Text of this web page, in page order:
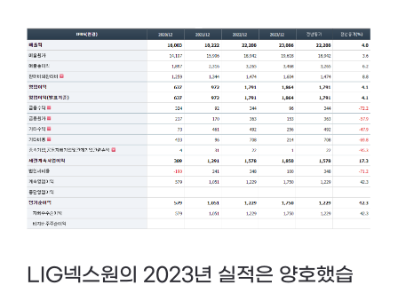
LIG넥스원의 2023년 실적은 양호했습